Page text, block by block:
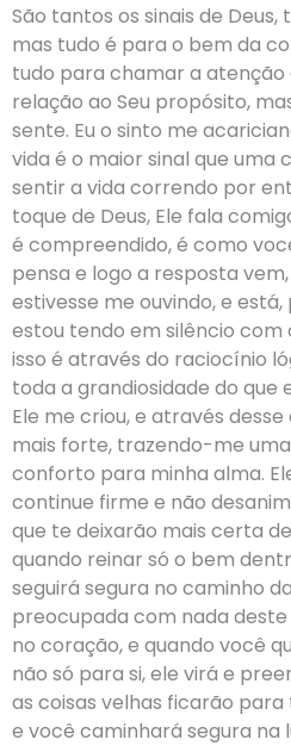
São tantos os sinais de
mas tudo é para o bem da
tudo para chamar a atenção
relação ao Seu propósito,
sente. Eu o sinto me
vida é o maior sinal que uma
sentir a vida correndo por
toque de Deus, Ele fala
é compreendido, é como
pensa e logo a resposta
estivesse me ouvindo, e
estou tendo em silêncio com
isso é através do raciocínio
toda a grandiosidade do que
Ele me criou, e através
mais forte, trazendo-me
conforto para minha alma.
continue firme e não
que te deixarão mais certa
quando reinar só o bem
seguirá segura no caminho
preocupada com nada
no coração, e quando você
não só para si, ele virá e
as coisas velhas ficarão
e você caminhará segura na